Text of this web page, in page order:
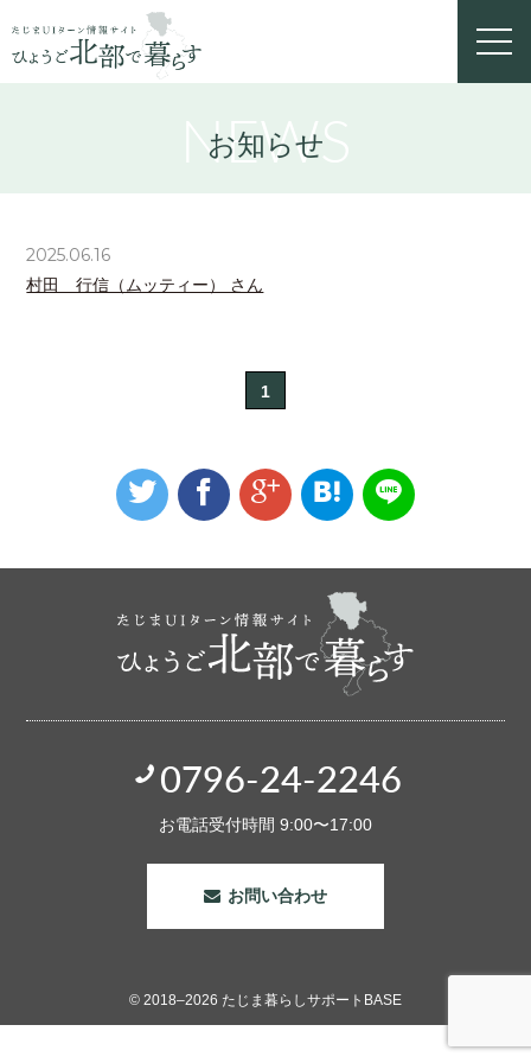
NEWS
お知らせ
2025.06.16
村田 行信（ムッティー） さん
1
0796-24-2246
お電話受付時間 9:00〜17:00
お問い合わせ
© 2018–2026 たじま暮らしサポートBASE